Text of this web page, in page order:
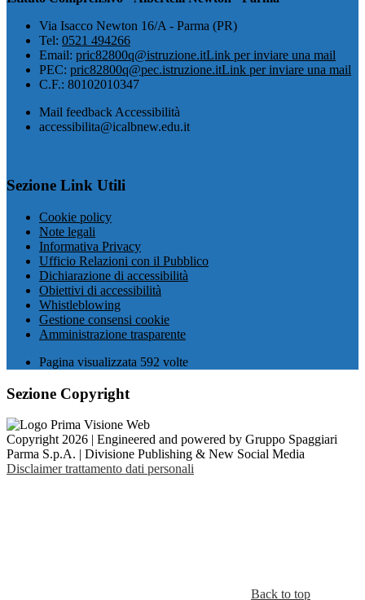
Via Isacco Newton 16/A - Parma (PR)
Tel: 0521 494266
Email: pric82800q@istruzione.itLink per inviare una mail
PEC: pric82800q@pec.istruzione.itLink per inviare una mail
C.F.: 80102010347
Mail feedback Accessibilità
accessibilita@icalbnew.edu.it
Sezione Link Utili
Cookie policy
Note legali
Informativa Privacy
Ufficio Relazioni con il Pubblico
Dichiarazione di accessibilità
Obiettivi di accessibilità
Whistleblowing
Gestione consensi cookie
Amministrazione trasparente
Pagina visualizzata 592 volte
Sezione Copyright
Copyright 2026 | Engineered and powered by Gruppo Spaggiari
Parma S.p.A. | Divisione Publishing & New Social Media
Disclaimer trattamento dati personali
Back to top